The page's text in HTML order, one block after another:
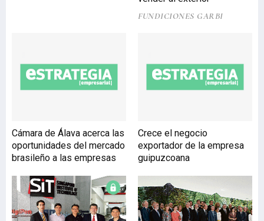
calidad podrá convertir en
FUNDICIONES GARBI
Cámara de Álava acerca las
oportunidades del mercado
brasileño a las empresas
Crece el negocio
exportador de la empresa
guipuzcoana